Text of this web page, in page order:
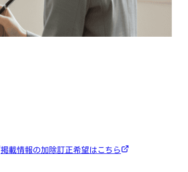
掲載情報の加除訂正希望はこちら